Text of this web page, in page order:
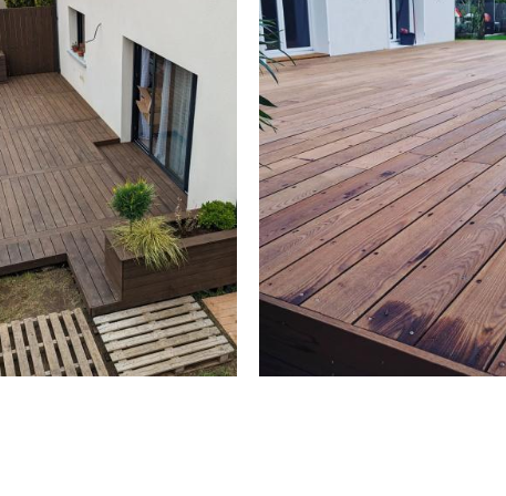
LA
77
EN SAVOIR PLUS
COMPOSITE
SILVADEC GRIS
TAÏGA À
MEAUX (77)